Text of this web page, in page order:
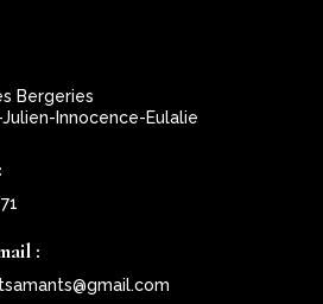
Bergeries
Innocence-Eulalie
: